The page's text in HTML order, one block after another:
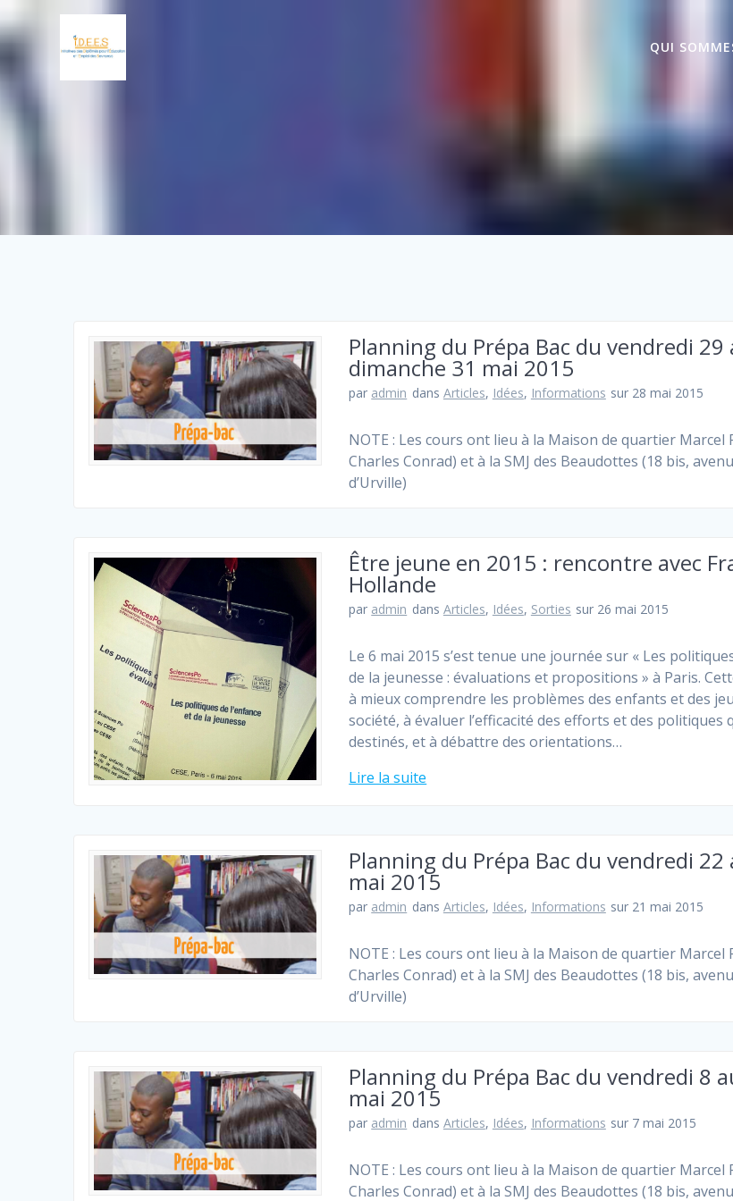
QUI
Planning du Prépa Bac du vendredi 29
dimanche 31 mai 2015
par admin dans Articles, Idées, Informations sur 28 mai 2015
NOTE : Les cours ont lieu à la Maison de quartier Marcel
Charles Conrad) et à la SMJ des Beaudottes (18 bis,
d’Urville)
Être jeune en 2015 : rencontre avec
Hollande
par admin dans Articles, Idées, Sorties sur 26 mai 2015
Le 6 mai 2015 s’est tenue une journée sur « Les
de la jeunesse : évaluations et propositions » à Paris.
à mieux comprendre les problèmes des enfants et des
société, à évaluer l’efficacité des efforts et des politiques
destinés, et à débattre des orientations…
Lire la suite
Planning du Prépa Bac du vendredi
mai 2015
par admin dans Articles, Idées, Informations sur 21 mai 2015
NOTE : Les cours ont lieu à la Maison de quartier Marcel
Charles Conrad) et à la SMJ des Beaudottes (18 bis,
d’Urville)
Planning du Prépa Bac du vendredi 8
mai 2015
par admin dans Articles, Idées, Informations sur 7 mai 2015
NOTE : Les cours ont lieu à la Maison de quartier Marcel
Charles Conrad) et à la SMJ des Beaudottes (18 bis,